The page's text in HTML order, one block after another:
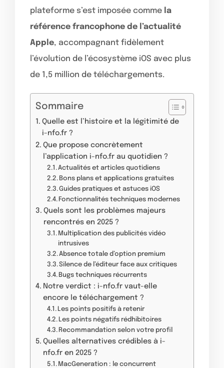
plateforme s’est imposée comme la
référence francophone de l’actualité
Apple, accompagnant fidèlement
l’évolution de l’écosystème iOS avec plus
de 1,5 million de téléchargements.
Sommaire
Quelle est l’histoire et la légitimité de
i-nfo.fr ?
Que propose concrètement
l’application i-nfo.fr au quotidien ?
Actualités et articles quotidiens
Bons plans et applications gratuites
Guides pratiques et astuces iOS
Fonctionnalités techniques modernes
Quels sont les problèmes majeurs
rencontrés en 2025 ?
Multiplication des publicités vidéo
intrusives
Absence totale d’option premium
Silence de l’éditeur face aux critiques
Bugs techniques récurrents
Notre verdict : i-nfo.fr vaut-elle
encore le téléchargement ?
Les points positifs à retenir
Les points négatifs rédhibitoires
Recommandation selon votre profil
Quelles alternatives crédibles à i-
nfo.fr en 2025 ?
MacGeneration : le concurrent